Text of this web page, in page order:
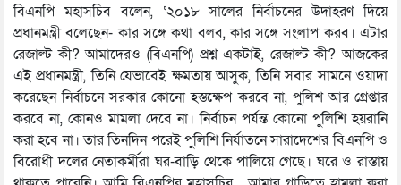
বিএনপি মহাসচিব বলেন, ‘২০১৮ সালের নির্বাচনের উদাহরণ দিয়ে
প্রধানমন্ত্রী বলেছেন- কার সঙ্গে কথা বলব, কার সঙ্গে সংলাপ করব। এটার
রেজাল্ট কী? আমাদেরও (বিএনপি) প্রশ্ন একটাই, রেজাল্ট কী? আজকের
এই প্রধানমন্ত্রী, তিনি যেভাবেই ক্ষমতায় আসুক, তিনি সবার সামনে ওয়াদা
করেছেন নির্বাচনে সরকার কোনো হস্তক্ষেপ করবে না, পুলিশ আর গ্রেপ্তার
করবে না, কোনও মামলা দেবে না। নির্বাচন পর্যন্ত কোনো পুলিশি হয়রানি
করা হবে না। তার তিনদিন পরেই পুলিশি নির্যাতনে সারাদেশের বিএনপি ও
বিরোধী দলের নেতাকর্মীরা ঘর-বাড়ি থেকে পালিয়ে গেছে। ঘরে ও রাস্তায়